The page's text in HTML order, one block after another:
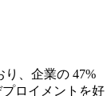
、企業の 47%
ロイメントを好